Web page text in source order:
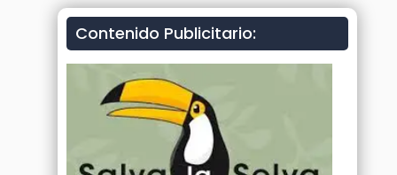
Contenido Publicitario: